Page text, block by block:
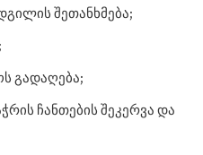
შეთანხმება;
გადაღება;
ჩანთების შეკერვა და